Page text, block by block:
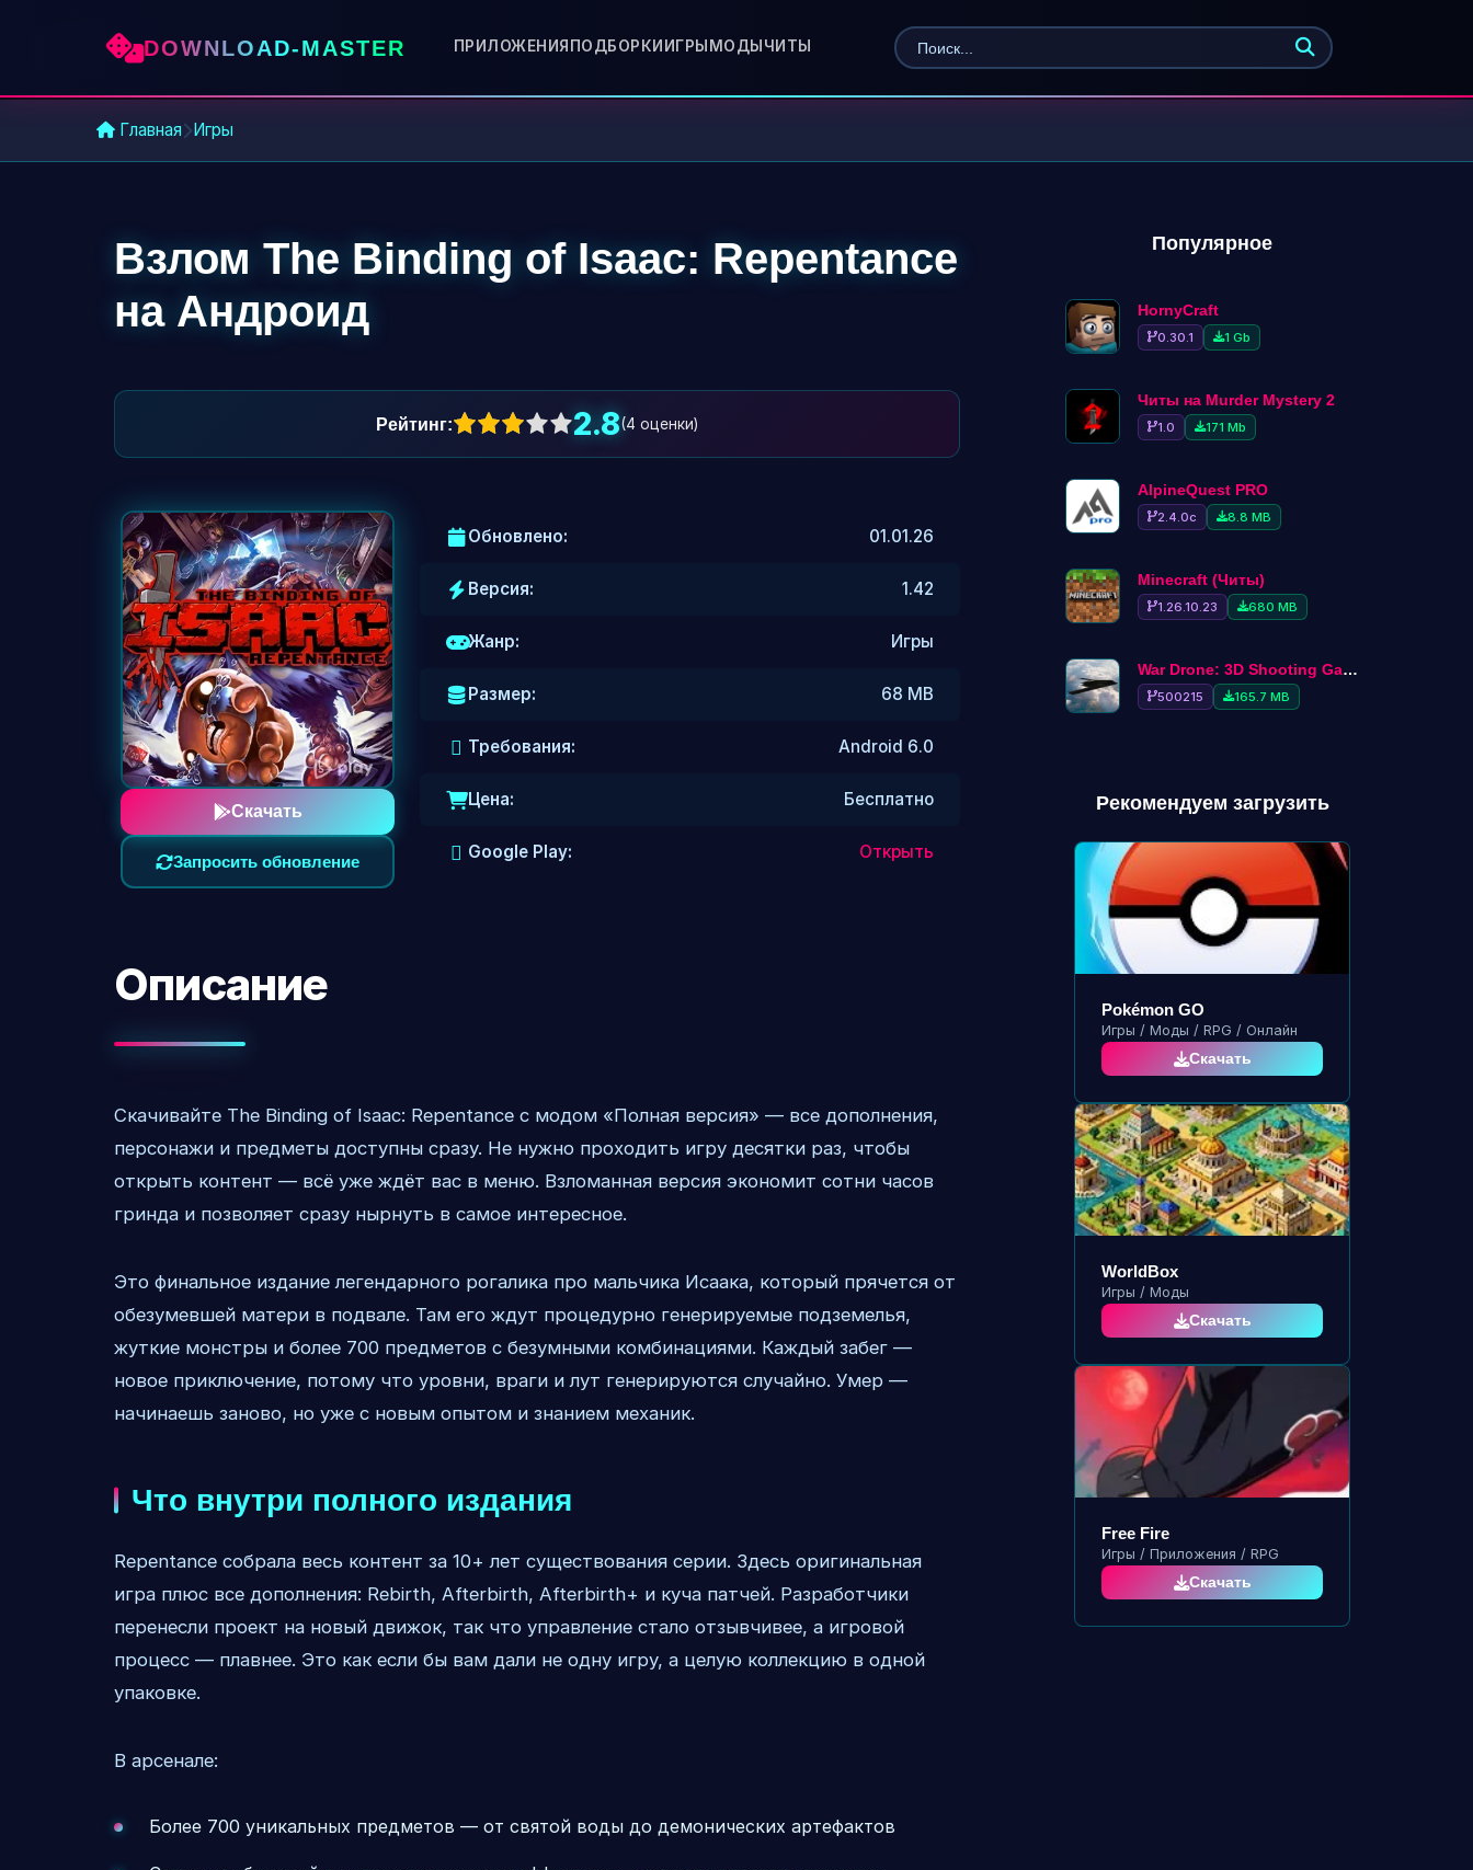
DOWNLOAD-MASTER ПРИЛОЖЕНИЯ ПОДБОРКИ ИГРЫ МОДЫ ЧИТЫ
Главная Игры
Взлом The Binding of Isaac: Repentance
на Андроид
Рейтинг:
3 4 5 2.8(4 оценки)
Скачать
Запросить обновление
Обновлено: 01.01.26
Версия: 1.42
Жанр: Игры
Размер: 68 MB
Требования: Android 6.0
Цена: Бесплатно
Google Play: Открыть
Описание
Скачивайте The Binding of Isaac: Repentance с модом «Полная версия» — все дополнения,
персонажи и предметы доступны сразу. Не нужно проходить игру десятки раз, чтобы
открыть контент — всё уже ждёт вас в меню. Взломанная версия экономит сотни часов
гринда и позволяет сразу нырнуть в самое интересное.
Это финальное издание легендарного рогалика про мальчика Исаака, который прячется от
обезумевшей матери в подвале. Там его ждут процедурно генерируемые подземелья,
жуткие монстры и более 700 предметов с безумными комбинациями. Каждый забег —
новое приключение, потому что уровни, враги и лут генерируются случайно. Умер —
начинаешь заново, но уже с новым опытом и знанием механик.
Что внутри полного издания
Repentance собрала весь контент за 10+ лет существования серии. Здесь оригинальная
игра плюс все дополнения: Rebirth, Afterbirth, Afterbirth+ и куча патчей. Разработчики
перенесли проект на новый движок, так что управление стало отзывчивее, а игровой
процесс — плавнее. Это как если бы вам дали не одну игру, а целую коллекцию в одной
упаковке.
В арсенале:
Более 700 уникальных предметов — от святой воды до демонических артефактов
Популярное
HornyCraft
0.30.1 1 Gb
Читы на Murder Mystery 2
1.0 171 Mb
AlpineQuest PRO
2.4.0c 8.8 MB
Minecraft (Читы)
1.26.10.23 680 MB
War Drone: 3D Shooting Games
500215 165.7 MB
Рекомендуем загрузить
Pokémon GO
Игры / Моды / RPG / Онлайн
Скачать
WorldBox
Игры / Моды
Скачать
Free Fire
Игры / Приложения / RPG
Скачать